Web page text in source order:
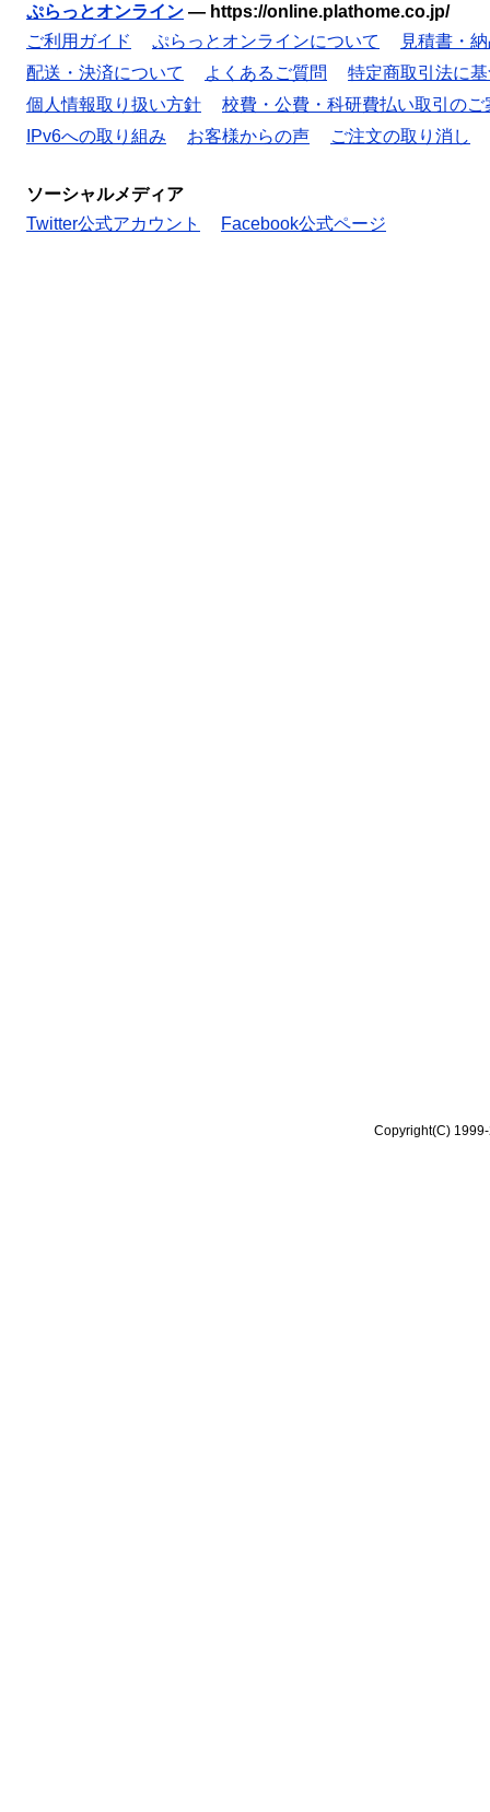
ぷらっとオンライン — https://online.plathome.co.jp/
ご利用ガイド
ぷらっとオンラインについて
見積書・
配送・決済について
よくあるご質問
特定商取引法に
個人情報取り扱い方針
校費・公費・科研費払い取引のご
IPv6への取り組み
お客様からの声 ご注文の取り消し
ソーシャルメディア
Twitter公式アカウント
Facebook公式ページ
Copyright(C)